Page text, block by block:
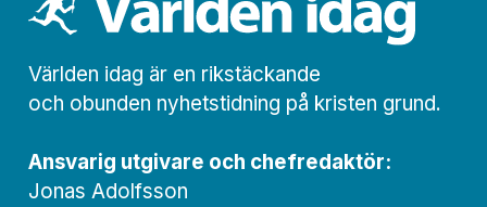
Världen idag är en rikstäckande
och obunden nyhets­­­tidning på kristen grund.
Ansvarig utgivare och chef­redaktör:
Jonas Adolfsson